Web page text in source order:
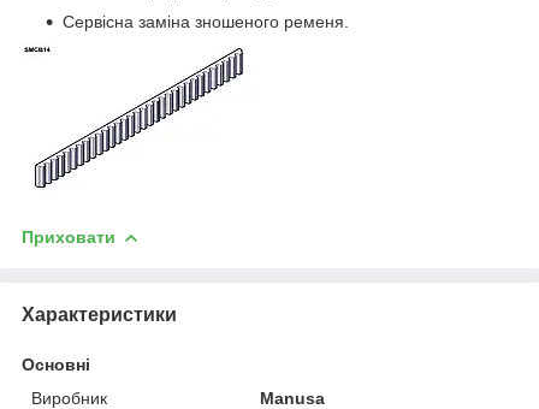
Сервісна заміна зношеного ременя.
Приховати
Характеристики
Основні
Виробник
Manusa